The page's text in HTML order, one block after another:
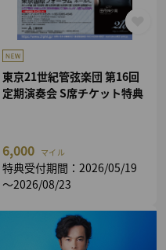
東京21世紀管弦楽団 第16回
定期演奏会 S席チケット特典
6,000 マイル
特典受付期間：2026/05/19
～2026/08/23